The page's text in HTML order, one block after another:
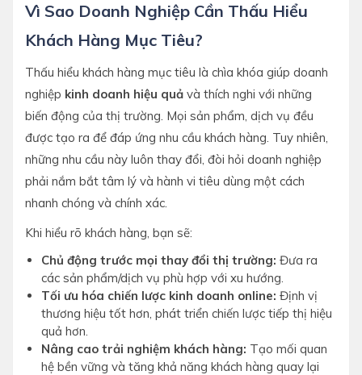
Vì Sao Doanh Nghiệp Cần Thấu Hiểu
Khách Hàng Mục Tiêu?
Thấu hiểu khách hàng mục tiêu là chìa khóa giúp doanh
nghiệp kinh doanh hiệu quả và thích nghi với những
biến động của thị trường. Mọi sản phẩm, dịch vụ đều
được tạo ra để đáp ứng nhu cầu khách hàng. Tuy nhiên,
những nhu cầu này luôn thay đổi, đòi hỏi doanh nghiệp
phải nắm bắt tâm lý và hành vi tiêu dùng một cách
nhanh chóng và chính xác.
Khi hiểu rõ khách hàng, bạn sẽ:
Chủ động trước mọi thay đổi thị trường: Đưa ra
các sản phẩm/dịch vụ phù hợp với xu hướng.
Tối ưu hóa chiến lược kinh doanh online: Định vị
thương hiệu tốt hơn, phát triển chiến lược tiếp thị hiệu
quả hơn.
Nâng cao trải nghiệm khách hàng: Tạo mối quan
hệ bền vững và tăng khả năng khách hàng quay lại